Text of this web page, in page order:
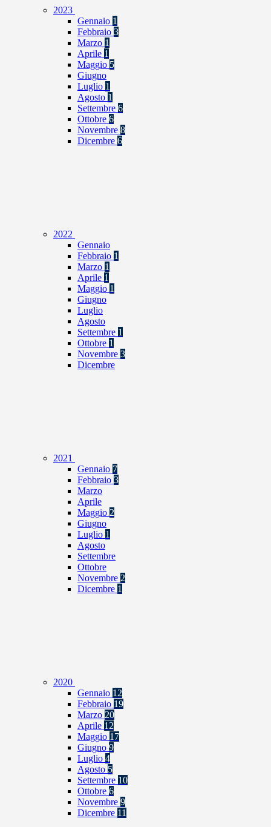
2023
Gennaio 1
Febbraio 3
Marzo 1
Aprile 1
Maggio 5
Giugno
Luglio 1
Agosto 1
Settembre 6
Ottobre 6
Novembre 8
Dicembre 6
2022
Gennaio
Febbraio 1
Marzo 1
Aprile 1
Maggio 1
Giugno
Luglio
Agosto
Settembre 1
Ottobre 1
Novembre 3
Dicembre
2021
Gennaio 7
Febbraio 3
Marzo
Aprile
Maggio 2
Giugno
Luglio 1
Agosto
Settembre
Ottobre
Novembre 2
Dicembre 1
2020
Gennaio 12
Febbraio 19
Marzo 20
Aprile 12
Maggio 17
Giugno 9
Luglio 4
Agosto 5
Settembre 10
Ottobre 6
Novembre 9
Dicembre 11